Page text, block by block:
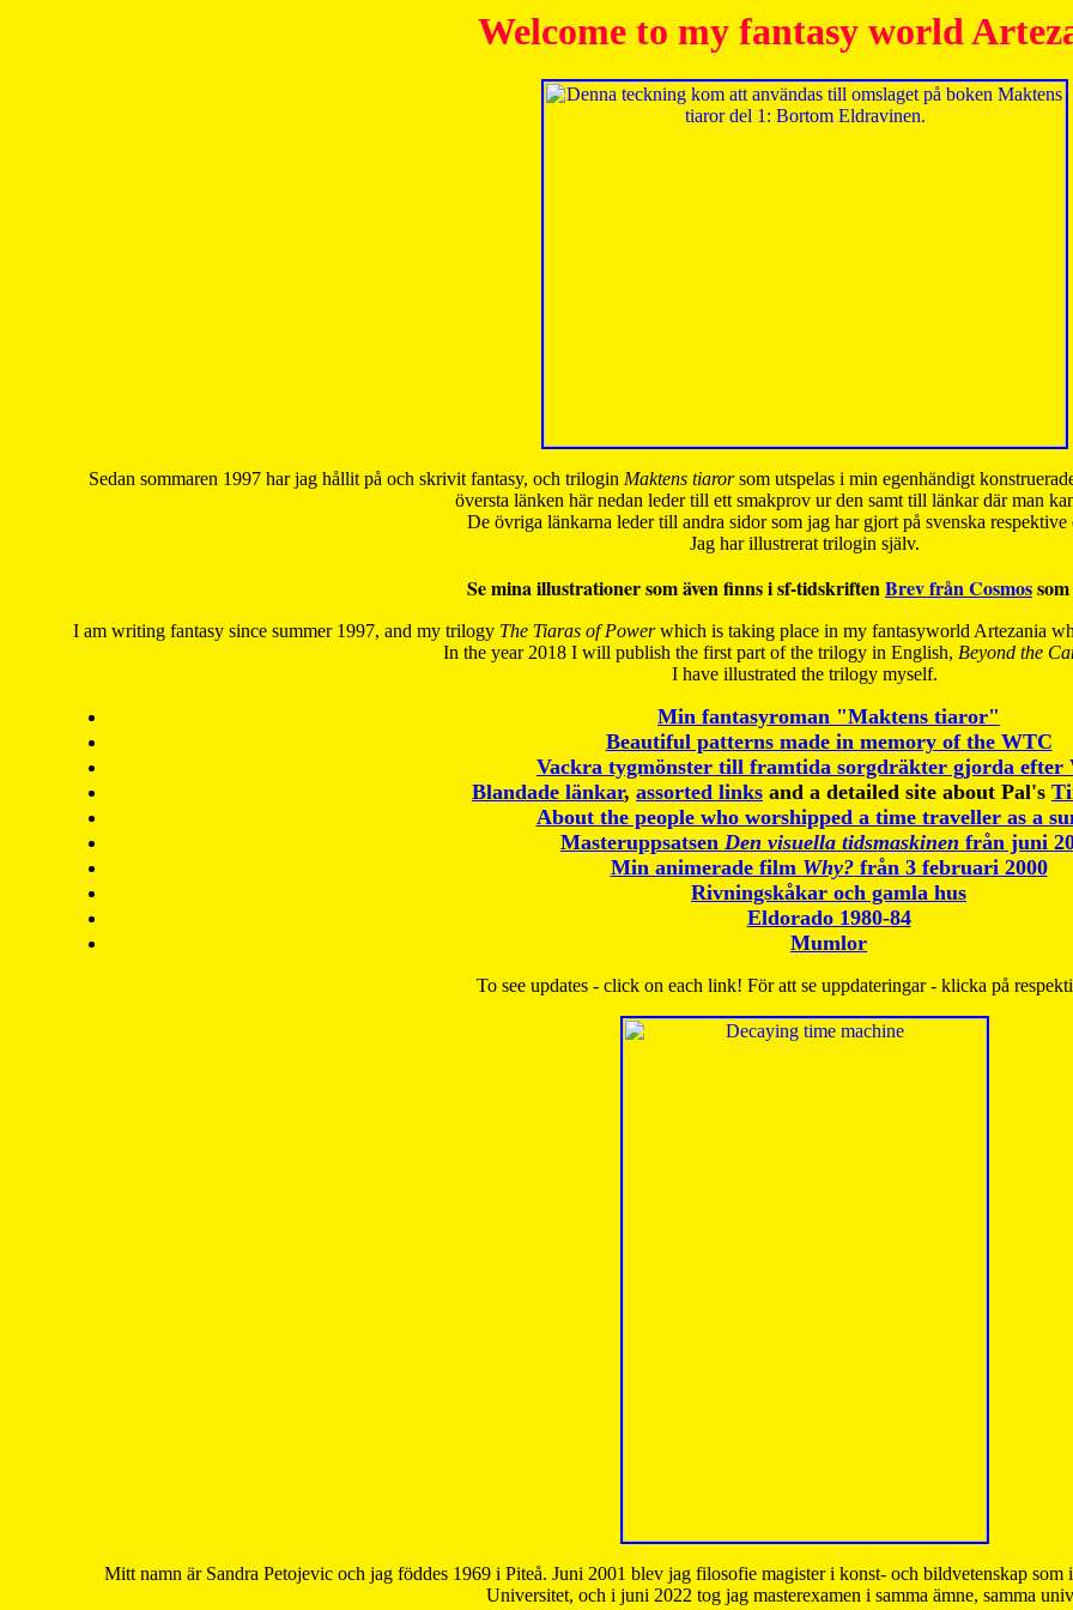
Welcome to my fantasy world
Sedan sommaren 1997 har jag hållit på och skrivit fantasy, och trilogin Maktens tiarorsom utspelas i min egenhändigt
översta länken här nedan leder till ett smakprov ur den samt till länkar där man
De övriga länkarna leder till andra sidor som jag har gjort på svenska respektive
Jag har illustrerat trilogin själv.
Se mina illustrationer som även finns i sf-tidskriftenBrev från Cosmos
I am writing fantasy since summer 1997, and my trilogy The Tiaras of Powerwhich is taking place in my fantasyworld Artezania
In the year 2018 I will publish the first part of the trilogy in English, Beyond the
I have illustrated the trilogy myself.
Min fantasyroman "Maktens tiaror"
Beautiful patterns made in memory of the WTC
Vackra tygmönster till framtida sorgdräkter gjorda efter
Blandade länkar, assorted links and a detailed site about Pal's
About the people who worshipped a time traveller as a
Masteruppsatsen Den visuella tidsmaskinen från juni
Min animerade film Why?från 3 februari 2000
Rivningskåkar och gamla hus
Eldorado 1980-84
Mumlor
To see updates - click on each link! För att se uppdateringar - klicka på
Mitt namn är Sandra Petojevic och jag föddes 1969 i Piteå. Juni 2001 blev jag filosofie magister i konst- och bildvetenskap
Universitet, och i juni 2022 tog jag masterexamen i samma ämne, samma